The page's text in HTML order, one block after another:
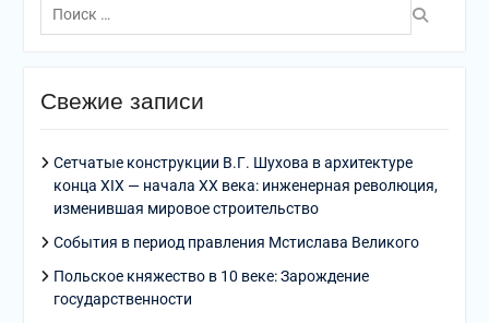
по:
Свежие записи
Сетчатые конструкции В.Г. Шухова в архитектуре
конца XIX — начала XX века: инженерная революция,
изменившая мировое строительство
События в период правления Мстислава Великого
Польское княжество в 10 веке: Зарождение
государственности